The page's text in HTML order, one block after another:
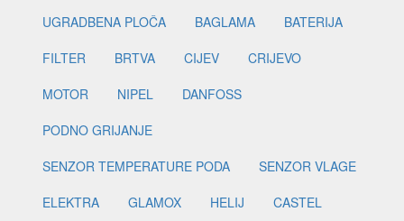
UGRADBENA PLOČA
BAGLAMA
BATERIJA
FILTER
BRTVA CIJEV
CRIJEVO
MOTOR
NIPEL
DANFOSS
PODNO GRIJANJE
SENZOR TEMPERATURE PODA
SENZOR VLAGE
ELEKTRA
GLAMOX HELIJ
CASTEL